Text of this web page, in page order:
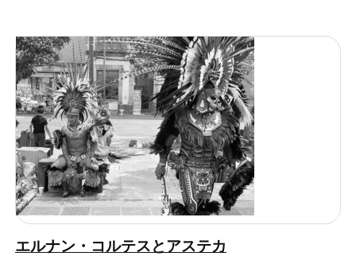
エルナン・コルテスとアステカ